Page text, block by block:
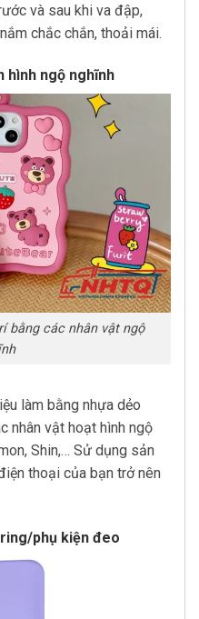
và sau khi va đập,
chắc chắn, thoải mái.
hình ngộ nghĩnh
bằng các nhân vật ngộ
làm bằng nhựa dẻo
nhân vật hoạt hình ngộ
Shin,… Sử dụng sản
thoại của bạn trở nên
phụ kiện đeo